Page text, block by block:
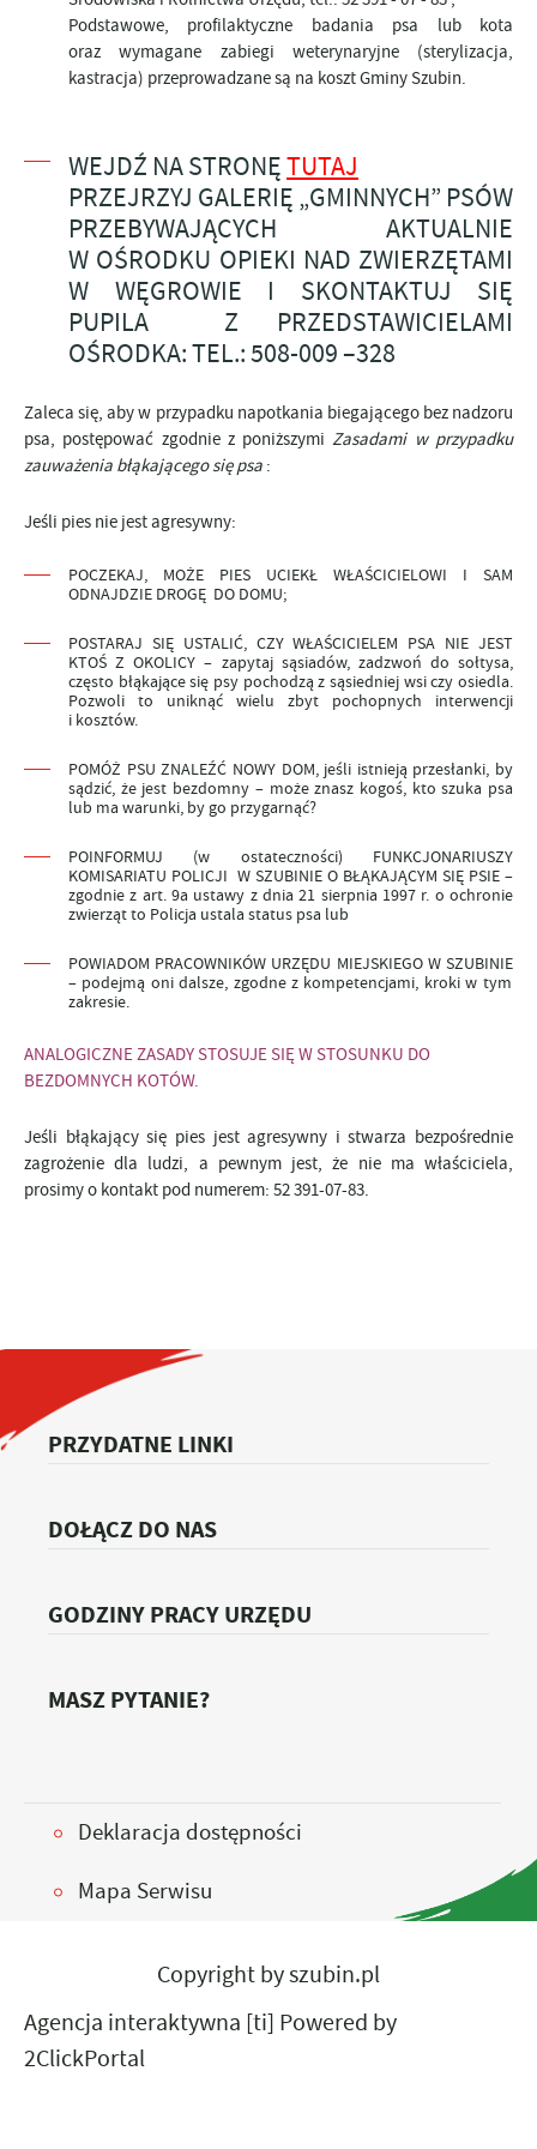
Podstawowe, profilaktyczne badania psa lub kota
oraz wymagane zabiegi weterynaryjne (sterylizacja,
kastracja) przeprowadzane są na koszt Gminy Szubin.
WEJDŹ NA STRONĘTUTAJ
PRZEJRZYJ GALERIĘ „GMINNYCH” PSÓW
PRZEBYWAJĄCYCH AKTUALNIE
W OŚRODKU OPIEKI NAD ZWIERZĘTAMI
W WĘGROWIE I SKONTAKTUJ SIĘ
PUPILA
Z PRZEDSTAWICIELAMI
OŚRODKA: TEL.: 508-009 –328
Zaleca się, aby w przypadku napotkania biegającego bez nadzoru
psa, postępować zgodnie z poniższymiZasadami w przypadku
zauważenia błąkającego się psa :
Jeśli pies nie jest agresywny:
POCZEKAJ, MOŻE PIES UCIEKŁ WŁAŚCICIELOWI I SAM
ODNAJDZIE DROGĘ DO DOMU;
POSTARAJ SIĘ USTALIĆ, CZY WŁAŚCICIELEM PSA NIE JEST
KTOŚ Z OKOLICY – zapytaj sąsiadów, zadzwoń do sołtysa,
często błąkające się psy pochodzą z sąsiedniej wsi czy osiedla.
Pozwoli to uniknąć wielu zbyt pochopnych interwencji
i kosztów.
POMÓŻ PSU ZNALEŹĆ NOWY DOM, jeśli istnieją przesłanki, by
sądzić, że jest bezdomny – może znasz kogoś, kto szuka psa
lub ma warunki, by go przygarnąć?
POINFORMUJ (w ostateczności) FUNKCJONARIUSZY
KOMISARIATU POLICJI W SZUBINIE O BŁĄKAJĄCYM SIĘ PSIE –
zgodnie z art. 9a ustawy z dnia 21 sierpnia 1997 r. o ochronie
zwierząt to Policja ustala status psa lub
POWIADOM PRACOWNIKÓW URZĘDU MIEJSKIEGO W SZUBINIE
– podejmą oni dalsze, zgodne z kompetencjami, kroki w tym
zakresie.
ANALOGICZNE ZASADY STOSUJE SIĘ W STOSUNKU DO
BEZDOMNYCH KOTÓW.
Jeśli błąkający się pies jest agresywny i stwarza bezpośrednie
zagrożenie dla ludzi, a pewnym jest, że nie ma właściciela,
prosimy o kontakt pod numerem: 52 391-07-83.
PRZYDATNE LINKI
DOŁĄCZ DO NAS
GODZINY PRACY URZĘDU
MASZ PYTANIE?
Deklaracja dostępności
Mapa Serwisu
Copyright by szubin.pl
Agencja interaktywna [ti] Powered by
2ClickPortal